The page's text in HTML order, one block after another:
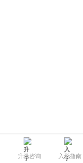
升学咨询 入学指南